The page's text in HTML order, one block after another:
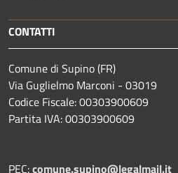
CONTATTI
Comune di Supino (FR)
Via Guglielmo Marconi - 03019
Codice Fiscale: 00303900609
Partita IVA: 00303900609
PEC:comune.supino@legalmail.it